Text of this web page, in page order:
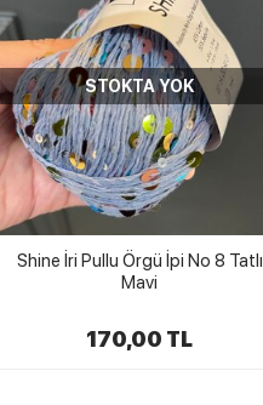
STOKTA YOK
Shine İri Pullu Örgü İpi No 8 Tatlı
Mavi
170,00 TL